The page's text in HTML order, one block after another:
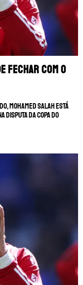
fechar com o
Mohamed Salah está
disputa da Copa do